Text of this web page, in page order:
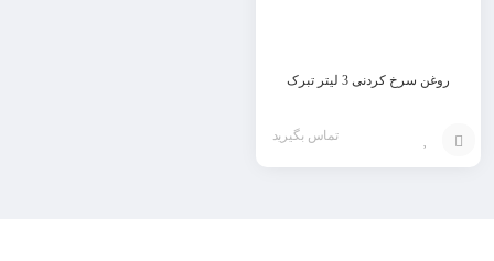
روغن سرخ کردنی 3 لیتر تبرک
تماس بگیرید